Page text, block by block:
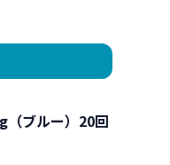
（ブルー）20回